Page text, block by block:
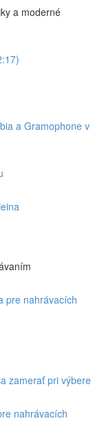
a moderné
a Gramophone v
pre nahrávacích
zamerať pri výbere
nahrávacích